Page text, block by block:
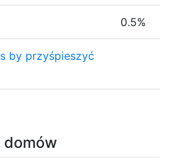
domów
0.5%
by przyśpieszyć